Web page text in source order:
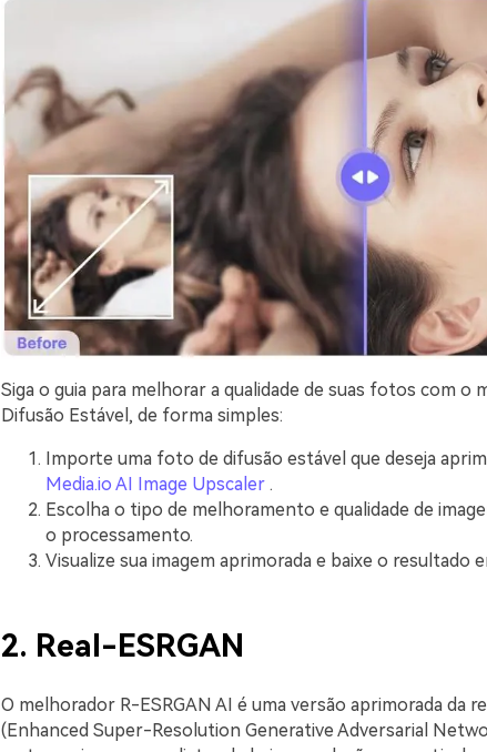
Siga o guia para melhorar a qualidade de suas fotos com
Difusão Estável, de forma simples:
Importe uma foto de difusão estável que deseja
Media.io AI Image Upscaler .
Escolha o tipo de melhoramento e qualidade de
o processamento.
Visualize sua imagem aprimorada e baixe o resultado
2. Real-ESRGAN
O melhorador R-ESRGAN AI é uma versão aprimorada da
(Enhanced Super-Resolution Generative Adversarial